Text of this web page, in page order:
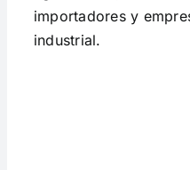
importadores y
industrial.